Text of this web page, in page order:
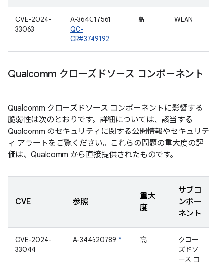
CVE-2024-
33063
A-364017561
QC-
CR#3749192
高 WLAN
Qualcomm クローズドソース コンポーネント
Qualcomm クローズドソース コンポーネントに影響する
脆弱性は次のとおりです。詳細については、該当する
Qualcomm のセキュリティに関する公開情報やセキュリテ
ィ アラートをご覧ください。これらの問題の重大度の評
価は、Qualcomm から直接提供されたものです。
CVE 参照
重大
度
サブコ
ンポー
ネント
CVE-2024-
33044
A-344620789 * 高
クロー
ズドソ
ース コ